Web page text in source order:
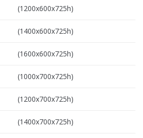
(1200х600х725h)
(1400х600х725h)
(1600х600х725h)
(1000х700х725h)
(1200х700х725h)
(1400х700х725h)